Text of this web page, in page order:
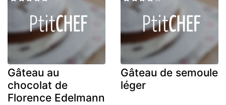
Gâteau au
chocolat de
Florence Edelmann
Gâteau de semoule
léger